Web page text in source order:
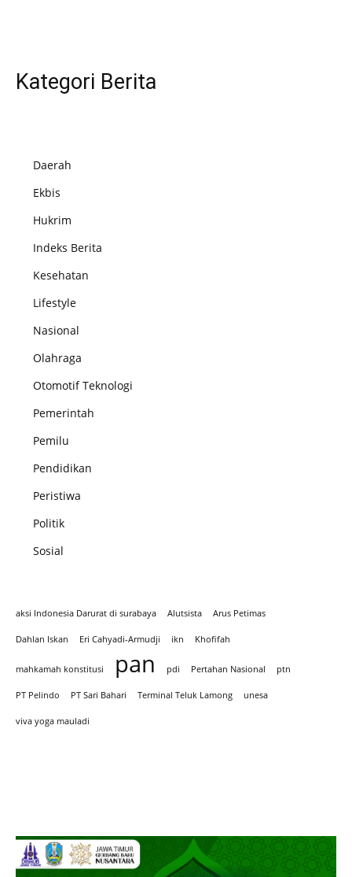
Kategori Berita
Daerah
Ekbis
Hukrim
Indeks Berita
Kesehatan
Lifestyle
Nasional
Olahraga
Otomotif Teknologi
Pemerintah
Pemilu
Pendidikan
Peristiwa
Politik
Sosial
aksi Indonesia Darurat di surabaya Alutsista Arus Petimas
Dahlan Iskan Eri Cahyadi-Armudji ikn Khofifah
mahkamah konstitusi pan pdi Pertahan Nasional ptn
PT Pelindo PT Sari Bahari Terminal Teluk Lamong unesa
viva yoga mauladi